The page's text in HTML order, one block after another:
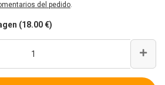
del pedido.
(18.00 €)